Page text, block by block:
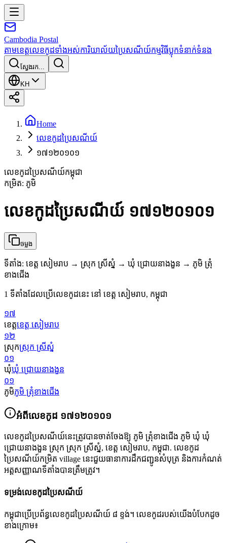
Cambodia Postal
តាមខេត្តលេខកូដទាំងអស់ការិយាល័យប្រៃសណីយ៍កម្មវិធីប្លុកទំនាក់ទំនង
ស្វែងរក...
KH
Home
លេខកូដប្រៃសណីយ៍
១៧១២០១០១
លេខកូដប្រៃសណីយ៍កម្ពុជា
កម្រិត: ភូមិ
លេខកូដប្រៃសណីយ៍ ១៧១២០១០១
ចម្លង
ទីតាំង: ខេត្ត សៀមរាប → ស្រុក ស្រីស្នំ → ឃុំ ជ្រោយនាងងួន → ភូមិ ត្រុំ
ខាងជើង
1 ទីតាំងដែលប្រើលេខកូដនេះ នៅ ខេត្ត សៀមរាប, កម្ពុជា
១៧
ខេត្តខេត្ត សៀមរាប
១២
ស្រុកស្រុក ស្រីស្នំ
០១
ឃុំឃុំ ជ្រោយនាងងួន
០១
ភូមិភូមិ ត្រុំខាងជើង
អំពីលេខកូដ ១៧១២០១០១
លេខកូដប្រៃសណីយ៍នេះត្រូវបានចាត់ចែងឱ្យ ភូមិ ត្រុំខាងជើង ភូមិ ឃុំ ឃុំ
ជ្រោយនាងងួន ស្រុក ស្រុក ស្រីស្នំ, ខេត្ត សៀមរាប, កម្ពុជា. លេខកូដ
ប្រៃសណីយ៍កម្រិត village នេះជួយធានាការដឹកជញ្ជូនសំបុត្រ និងការកំណត់
អត្តសញ្ញាណទីតាំងបានត្រឹមត្រូវ។
ទម្រង់លេខកូដប្រៃសណីយ៍
កម្ពុជាប្រើប្រព័ន្ធលេខកូដប្រៃសណីយ៍ ៨ ខ្ទង់។ លេខកូដរបស់យើងបំបែកដូច
ខាងក្រោម៖